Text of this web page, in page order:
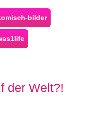
bilder
der Welt?!